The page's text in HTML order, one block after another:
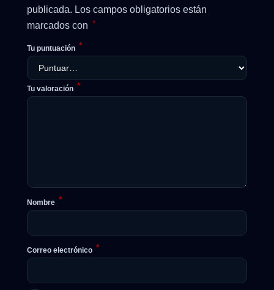
publicada. Los campos obligatorios están
marcados con *
Tu puntuación *
Tu valoración *
Nombre *
Correo electrónico *